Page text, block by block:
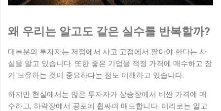
왜 우리는 알고도 같은 실수를 반복할까?
대부분의 투자자는 저점에서 사고 고점에서 팔아야 한다는 사
실을 알고 있습니다. 또한 좋은 기업을 적정 가격에 매수하고 장
기 보유하는 것이 중요하다는 점도 이해하고 있습니다.
하지만 현실에서는 많은 투자자가 상승장에서 비싼 가격에 매
수하고, 하락장에서 공포에 휩싸여 매도합니다. 머리로는 알고